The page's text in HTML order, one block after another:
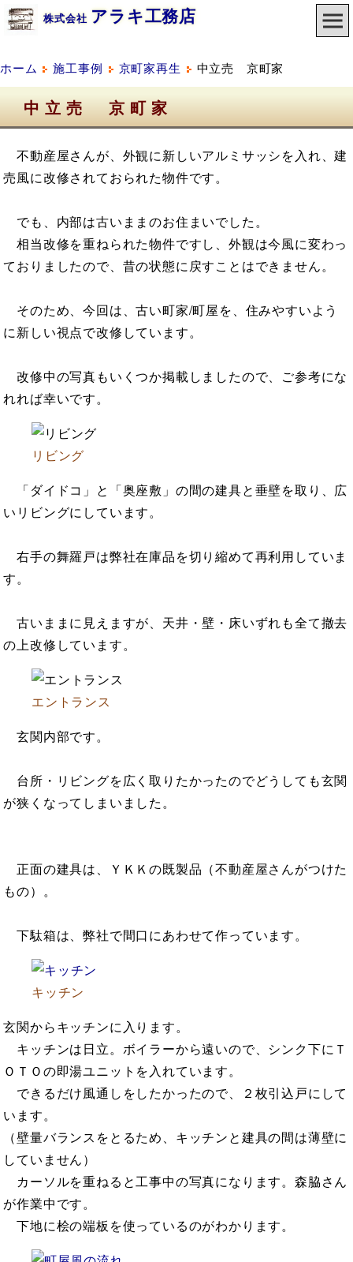
株式会社 アラキ工務店
ホーム 施工事例 京町家再生 中立売 京町家
中立売 京町家
不動産屋さんが、外観に新しいアルミサッシを入れ、建
売風に改修されておられた物件です。
でも、内部は古いままのお住まいでした。
相当改修を重ねられた物件ですし、外観は今風に変わっ
ておりましたので、昔の状態に戻すことはできません。
そのため、今回は、古い町家/町屋を、住みやすいよう
に新しい視点で改修しています。
改修中の写真もいくつか掲載しましたので、ご参考にな
れれば幸いです。
リビング
「ダイドコ」と「奥座敷」の間の建具と垂壁を取り、広
いリビングにしています。
右手の舞羅戸は弊社在庫品を切り縮めて再利用していま
す。
古いままに見えますが、天井・壁・床いずれも全て撤去
の上改修しています。
エントランス
玄関内部です。
台所・リビングを広く取りたかったのでどうしても玄関
が狭くなってしまいました。
正面の建具は、ＹＫＫの既製品（不動産屋さんがつけた
もの）。
下駄箱は、弊社で間口にあわせて作っています。
キッチン
玄関からキッチンに入ります。
キッチンは日立。ボイラーから遠いので、シンク下にＴ
ＯＴＯの即湯ユニットを入れています。
できるだけ風通しをしたかったので、２枚引込戸にして
います。
（壁量バランスをとるため、キッチンと建具の間は薄壁に
していません）
カーソルを重ねると工事中の写真になります。森脇さん
が作業中です。
下地に桧の端板を使っているのがわかります。